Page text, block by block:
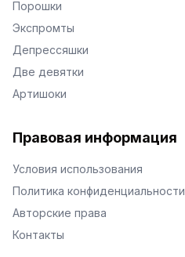
Порошки
Экспромты
Депрессяшки
Две девятки
Артишоки
Правовая информация
Условия использования
Политика конфиденциальности
Авторские права
Контакты